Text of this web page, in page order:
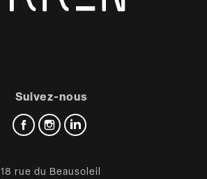
Suivez-nous
FacebookInstagramLinkedIn
18 rue du Beausoleil